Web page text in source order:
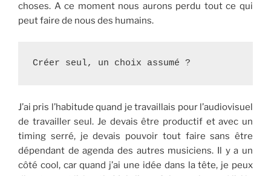
choses. A ce moment nous aurons perdu tout ce qui
peut faire de nous des humains.
Créer seul, un choix assumé ?
J’ai pris l’habitude quand je travaillais pour l’audiovisuel
de travailler seul. Je devais être productif et avec un
timing serré, je devais pouvoir tout faire sans être
dépendant de agenda des autres musiciens. Il y a un
côté cool, car quand j’ai une idée dans la tête, je peux